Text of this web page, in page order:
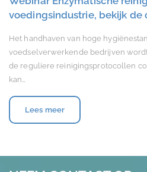
voedingsindustrie, bekijk de
Het handhaven van hoge
voedselverwerkende bedrijven
de reguliere reinigingsprotocollen
kan…
Lees meer